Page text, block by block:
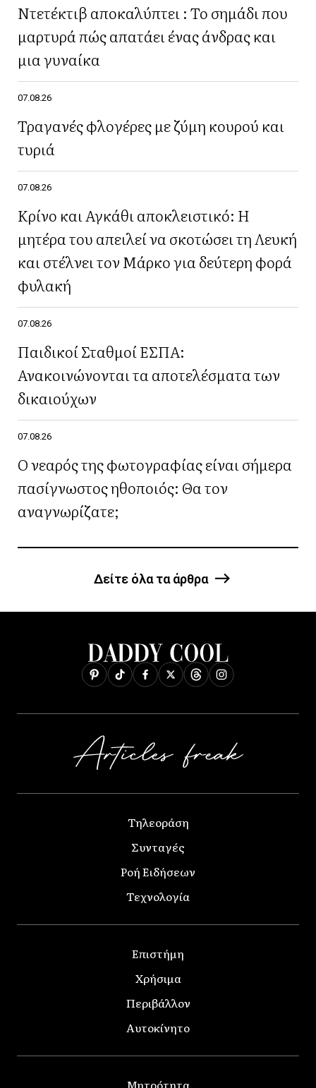
Ντετέκτιβ αποκαλύπτει : Το σημάδι που
μαρτυρά πώς απατάει ένας άνδρας και
μια γυναίκα
07.08.26
Τραγανές φλογέρες με ζύμη κουρού και
τυριά
07.08.26
Κρίνο και Αγκάθι αποκλειστικό: Η
μητέρα του απειλεί να σκοτώσει τη Λευκή
και στέλνει τον Μάρκο για δεύτερη φορά
φυλακή
07.08.26
Παιδικοί Σταθμοί ΕΣΠΑ:
Ανακοινώνονται τα αποτελέσματα των
δικαιούχων
07.08.26
Ο νεαρός της φωτογραφίας είναι σήμερα
πασίγνωστος ηθοποιός: Θα τον
αναγνωρίζατε;
Δείτε όλα τα άρθρα
Τηλεοράση
Συνταγές
Ροή Ειδήσεων
Τεχνολογία
Επιστήμη
Χρήσιμα
Περιβάλλον
Αυτοκίνητο
Μητρότητα